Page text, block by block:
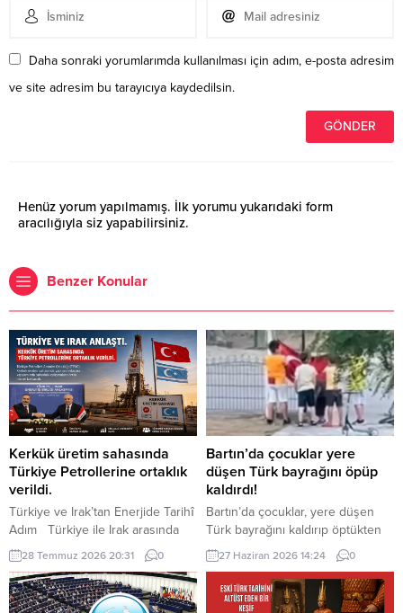
Daha sonraki yorumlarımda kullanılması için adım, e-posta adresim
ve site adresim bu tarayıcıya kaydedilsin.
Henüz yorum yapılmamış. İlk yorumu yukarıdaki form
aracılığıyla siz yapabilirsiniz.
Benzer Konular
Kerkük üretim sahasında
Türkiye Petrollerine ortaklık
verildi.
Türkiye ve Irak’tan Enerjide Tarihî
Adım Türkiye ile Irak arasında
enerji alanındaki iş birliği yeni bir
aşamaya taşındı. Cumhurbaşkanı
Recep Tayyip Erdoğan, Irak
Başbakanı Ali ez-Zeydi ile
28 Temmuz 2026 20:31 0
Bartın’da çocuklar yere
düşen Türk bayrağını öpüp
kaldırdı!
Bartın’da çocuklar, yere düşen
Türk bayrağını kaldırıp öptükten
sonra gelen itfaiye ekiplerinin de
yardımıyla göndere çekti. O anlar
cep telefonu kamerası tarafından
kaydedildi. Yerden kaldırıp öptüler
27 Haziran 2026 14:24 0